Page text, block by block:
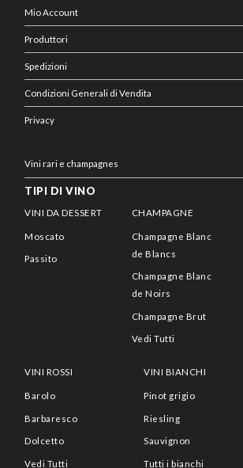
Mio Account
Produttori
Spedizioni
Condizioni Generali di Vendita
Privacy
Vini rari e champagnes
TIPI DI VINO
VINI DA DESSERT
Moscato
Passito
CHAMPAGNE
Champagne Blanc
de Blancs
Champagne Blanc
de Noirs
Champagne Brut
Vedi Tutti
VINI ROSSI
Barolo
Barbaresco
Dolcetto
Vedi Tutti
VINI BIANCHI
Pinot grigio
Riesling
Sauvignon
Tutti i bianchi